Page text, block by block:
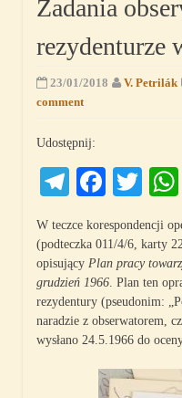
Zadania
rezydenturze
23/01/2018 V. Petrilák
comment
Udostępnij:
Telegram
W teczce korespondencji
(podteczka 011/4/6, karty
opisujący Plan pracy
grudzień 1966 . Plan ten
rezydentury (pseudonim:
naradzie z obserwatorem,
wysłano 24.5.1966 do